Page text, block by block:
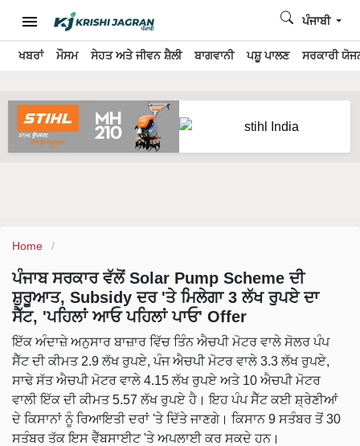
ਖਬਰਾਂ ਮੌਸਮ ਸੇਹਤ ਅਤੇ ਜੀਵਨ ਸ਼ੈਲੀ ਬਾਗਵਾਨੀ ਪਸ਼ੂ ਪਾਲਣ ਸਰਕਾਰੀ
ਪੰਜਾਬੀ
Home
ਪੰਜਾਬ ਸਰਕਾਰ ਵੱਲੋਂ Solar Pump Scheme ਦੀ
ਸ਼ੁਰੂਆਤ, Subsidy ਦਰ 'ਤੇ ਮਿਲੇਗਾ 3 ਲੱਖ ਰੁਪਏ ਦਾ
ਸੈੱਟ, 'ਪਹਿਲਾਂ ਆਓ ਪਹਿਲਾਂ ਪਾਓ' Offer
ਇੱਕ ਅੰਦਾਜ਼ੇ ਅਨੁਸਾਰ ਬਾਜ਼ਾਰ ਵਿੱਚ ਤਿੰਨ ਐਚਪੀ ਮੋਟਰ ਵਾਲੇ ਸੋਲਰ ਪੰਪ
ਸੈੱਟ ਦੀ ਕੀਮਤ 2.9 ਲੱਖ ਰੁਪਏ, ਪੰਜ ਐਚਪੀ ਮੋਟਰ ਵਾਲੇ 3.3 ਲੱਖ ਰੁਪਏ,
ਸਾਢੇ ਸੱਤ ਐਚਪੀ ਮੋਟਰ ਵਾਲੇ 4.15 ਲੱਖ ਰੁਪਏ ਅਤੇ 10 ਐਚਪੀ ਮੋਟਰ
ਵਾਲੀ ਇੱਕ ਦੀ ਕੀਮਤ 5.57 ਲੱਖ ਰੁਪਏ ਹੈ। ਇਹ ਪੰਪ ਸੈੱਟ ਕਈ ਸ਼੍ਰੇਣੀਆਂ
ਦੇ ਕਿਸਾਨਾਂ ਨੂੰ ਰਿਆਇਤੀ ਦਰਾਂ 'ਤੇ ਦਿੱਤੇ ਜਾਣਗੇ। ਕਿਸਾਨ 9 ਸਤੰਬਰ ਤੋਂ 30
ਸਤੰਬਰ ਤੱਕ ਇਸ ਵੈੱਬਸਾਈਟ 'ਤੇ ਅਪਲਾਈ ਕਰ ਸਕਦੇ ਹਨ।